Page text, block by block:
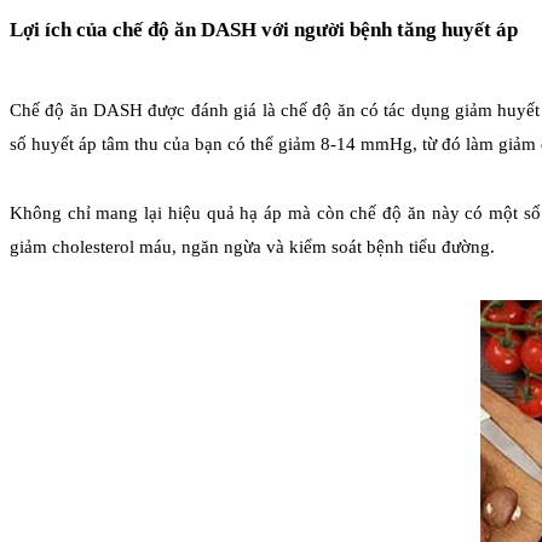
Lợi ích của chế độ ăn DASH với người bệnh tăng huyết áp
Chế độ ăn DASH được đánh giá là chế độ ăn có tác dụng giảm
số huyết áp tâm thu của bạn có thể giảm 8-14 mmHg, từ đó làm
Không chỉ mang lại hiệu quả hạ áp mà còn chế độ ăn này có một
giảm cholesterol máu, ngăn ngừa và kiểm soát bệnh tiểu đường.